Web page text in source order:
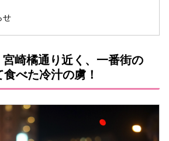
せ
崎橘通り近く、一番街の
べた冷汁の虜！